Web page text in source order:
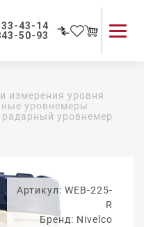
43-14
50-93
Применение приборов
Как мы работаем
измерения уровня
уровнемеры
уровнемер
Артикул: WEB-225-
R
Бренд: Nivelco